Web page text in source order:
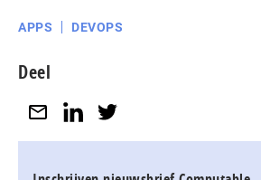
APPS DEVOPS
Deel